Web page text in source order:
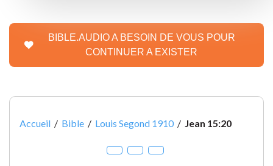
BIBLE.AUDIO A BESOIN DE VOUS POUR
CONTINUER A EXISTER
Accueil / Bible / Louis Segond 1910 / Jean 15:20